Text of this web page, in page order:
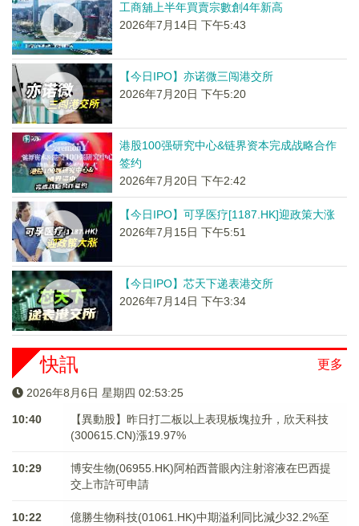
工商舖上半年買賣宗數創4年新高
2026年7月14日 下午5:43
【今日IPO】亦诺微三闯港交所
2026年7月20日 下午5:20
港股100强研究中心&链界资本完成战略合作
签约
2026年7月20日 下午2:42
【今日IPO】可孚医疗[1187.HK]迎政策大涨
2026年7月15日 下午5:51
【今日IPO】芯天下递表港交所
2026年7月14日 下午3:34
更多
快訊
2026年8月6日 星期四 02:53:25
10:40
【異動股】昨日打二板以上表現板塊拉升，欣天科技
(300615.CN)漲19.97%
10:29
博安生物(06955.HK)阿柏西普眼內注射溶液在巴西提
交上市許可申請
10:22
億勝生物科技(01061.HK)中期溢利同比減少32.2%至